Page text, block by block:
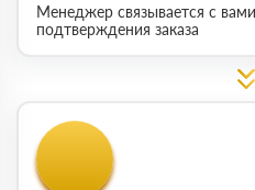
Менеджер связывается с
подтверждения заказа